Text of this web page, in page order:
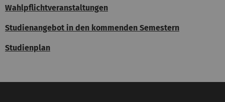
Wahlpflichtveranstaltungen
Studienangebot in den kommenden Semestern
Studienplan